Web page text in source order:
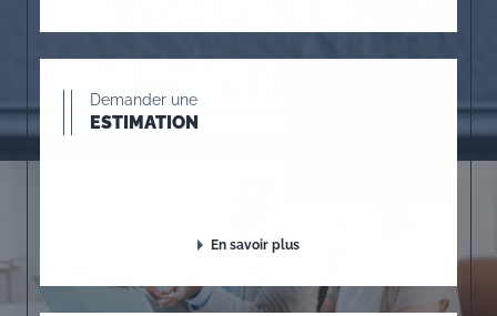
Demander une
ESTIMATION
En savoir plus